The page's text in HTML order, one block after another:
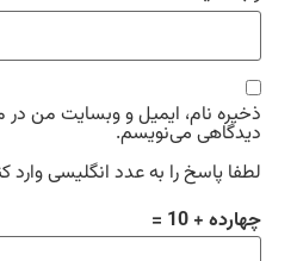
ذخیره نام، ایمیل و وبسایت من در
دیدگاهی می‌نویسم.
لطفا پاسخ را به عدد انگلیسی وارد
چهارده + 10 =